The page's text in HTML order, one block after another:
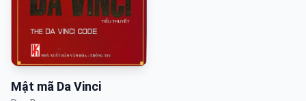
Mật mã Da Vinci